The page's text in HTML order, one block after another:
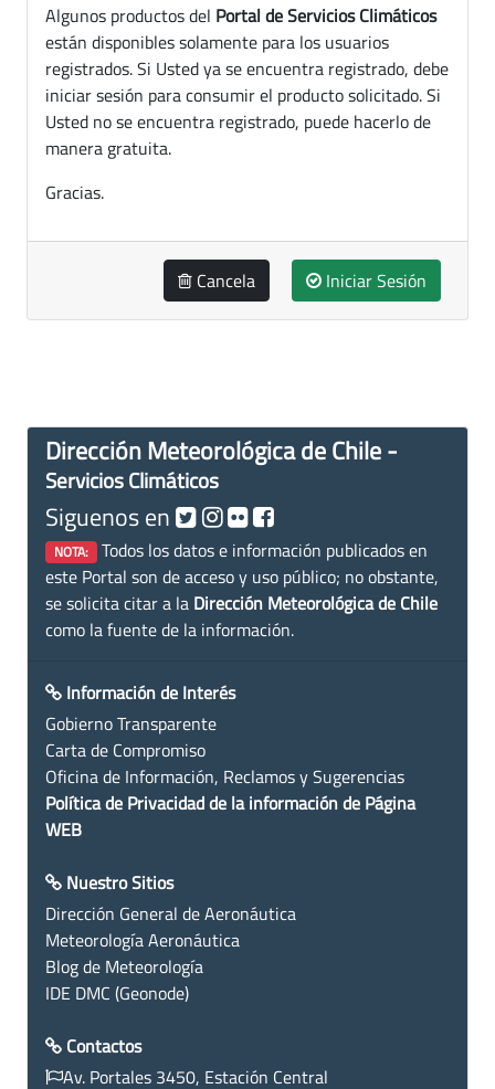
Algunos productos del Portal de Servicios Climáticos
están disponibles solamente para los usuarios
registrados. Si Usted ya se encuentra registrado, debe
iniciar sesión para consumir el producto solicitado. Si
Usted no se encuentra registrado, puede hacerlo de
manera gratuita.
Gracias.
Cancela Iniciar Sesión
Dirección Meteorológica de Chile -
Servicios Climáticos
Siguenos en
NOTA: Todos los datos e información publicados en
este Portal son de acceso y uso público; no obstante,
se solicita citar a la Dirección Meteorológica de Chile
como la fuente de la información.
Información de Interés
Gobierno Transparente
Carta de Compromiso
Oficina de Información, Reclamos y Sugerencias
Política de Privacidad de la información de Página
WEB
Nuestro Sitios
Dirección General de Aeronáutica
Meteorología Aeronáutica
Blog de Meteorología
IDE DMC (Geonode)
Contactos
Av. Portales 3450, Estación Central